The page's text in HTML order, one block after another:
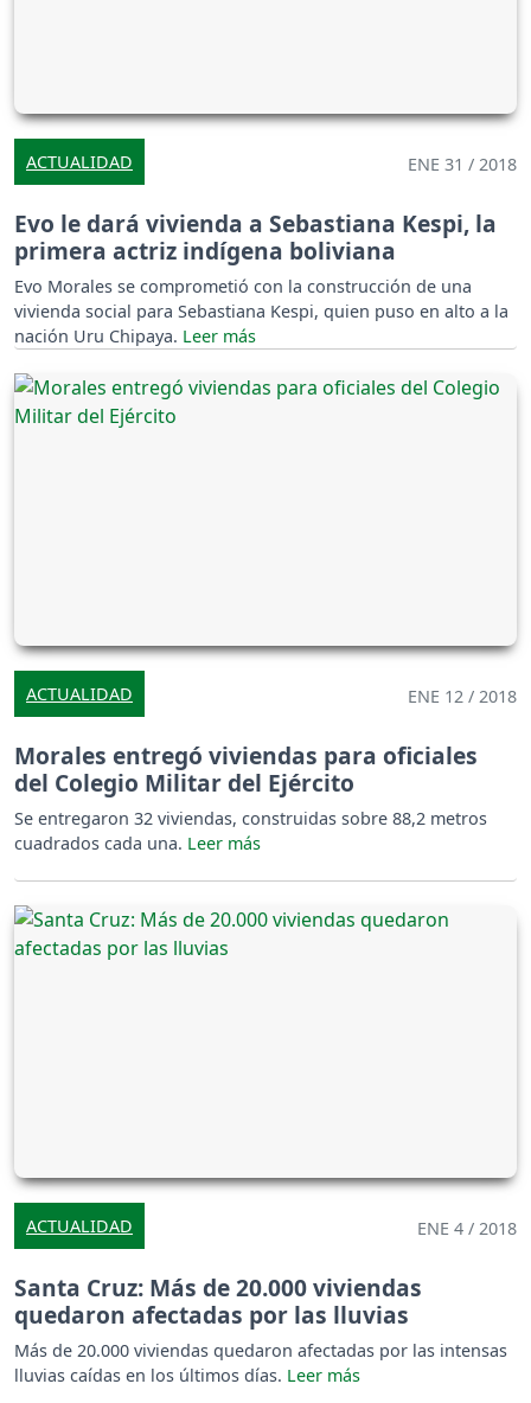
ACTUALIDAD ENE 31 / 2018
Evo le dará vivienda a Sebastiana Kespi, la
primera actriz indígena boliviana
Evo Morales se comprometió con la construcción de una
vivienda social para Sebastiana Kespi, quien puso en alto a la
nación Uru Chipaya.
ACTUALIDAD ENE 12 / 2018
Morales entregó viviendas para oficiales
del Colegio Militar del Ejército
Se entregaron 32 viviendas, construidas sobre 88,2 metros
cuadrados cada una.
ACTUALIDAD ENE 4 / 2018
Santa Cruz: Más de 20.000 viviendas
quedaron afectadas por las lluvias
Más de 20.000 viviendas quedaron afectadas por las intensas
lluvias caídas en los últimos días.